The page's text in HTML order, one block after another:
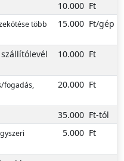
10.000 Ft
több
15.000 Ft/gép
10.000 Ft
fogadás,
20.000 Ft
35.000 Ft-tól
5.000 Ft